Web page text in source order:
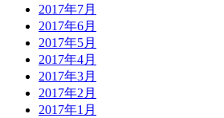
2017年7月
2017年6月
2017年5月
2017年4月
2017年3月
2017年2月
2017年1月